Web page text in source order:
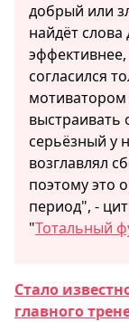
добрый или
найдёт
согласился
мотиватором
серьёзный у
возглавлял
поэтому это
период", -
"Тотальный
Стало
главного